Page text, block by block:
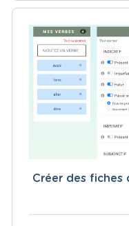
Créer des fiches